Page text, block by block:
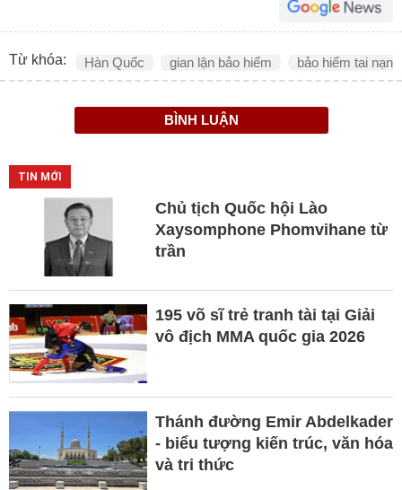
Từ khóa: Hàn Quốc gian lận bảo hiểm bảo hiểm tai nạn
BÌNH LUẬN
TIN MỚI
Chủ tịch Quốc hội Lào
Xaysomphone Phomvihane từ
trần
195 võ sĩ trẻ tranh tài tại Giải
vô địch MMA quốc gia 2026
Thánh đường Emir Abdelkader
- biểu tượng kiến trúc, văn hóa
và tri thức